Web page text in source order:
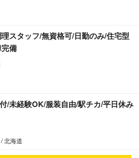
理スタッフ/無資格可/日勤のみ/住宅型
備
/未経験OK/服装自由/駅チカ/平日休み
北海道